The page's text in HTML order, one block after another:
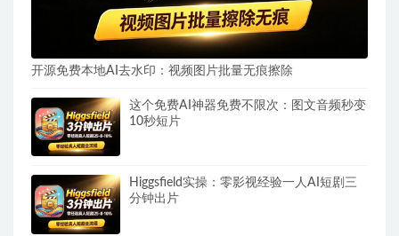
开源免费本地AI去水印：视频图片批量无痕擦除
这个免费AI神器免费不限次：图文音频秒变
10秒短片
Higgsfield实操：零影视经验一人AI短剧三
分钟出片